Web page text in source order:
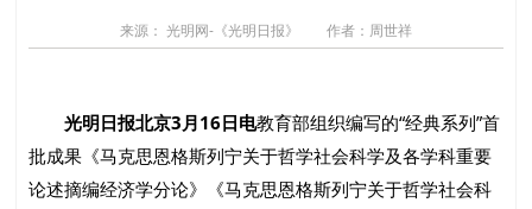
来源： 光明网-《光明日报》 作者：周世祥
光明日报北京3月16日电教育部组织编写的“经典系列”首
批成果《马克思恩格斯列宁关于哲学社会科学及各学科重要
论述摘编经济学分论》《马克思恩格斯列宁关于哲学社会科